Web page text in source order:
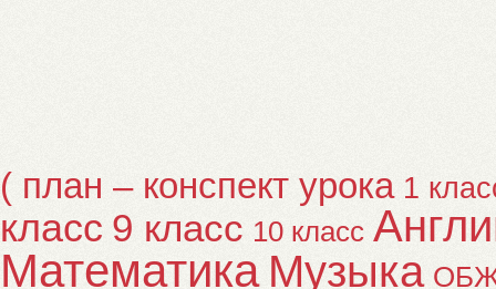
( план – конспект урока 1
класс 9 класс 10 класс
Математика Музыка